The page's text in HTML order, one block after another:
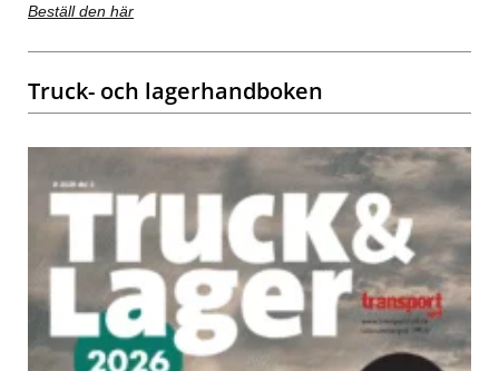
Beställ den här
Truck- och lagerhandboken